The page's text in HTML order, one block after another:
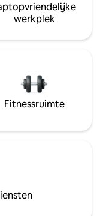
werkplek
Fitnessruimte